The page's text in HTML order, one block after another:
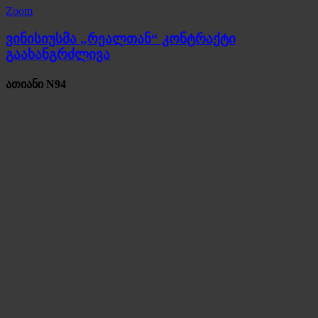
Zoom
ვინისიუსმა „რეალთან“ კონტრაქტი
გაახანგრძლივა
ათიანი N94